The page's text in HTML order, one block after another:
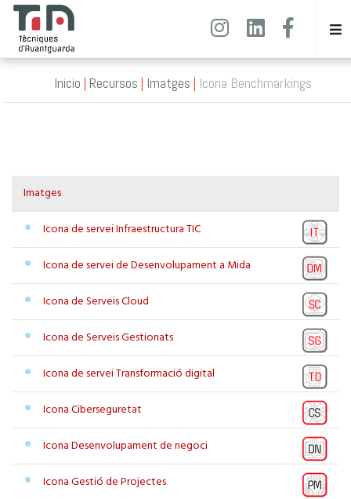
Inicio Recursos Imatges Icona Benchmarkings
Imatges
Icona de servei Infraestructura TIC
Icona de servei de Desenvolupament a Mida
Icona de Serveis Cloud
Icona de Serveis Gestionats
Icona de servei Transformació digital
Icona Ciberseguretat
Icona Desenvolupament de negoci
Icona Gestió de Projectes